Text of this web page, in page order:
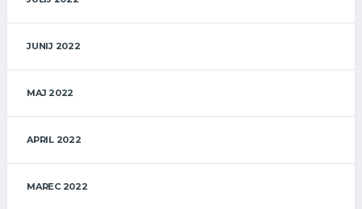
JUNIJ 2022
MAJ 2022
APRIL 2022
MAREC 2022